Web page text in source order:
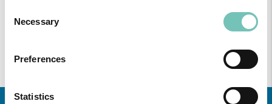
Selection
Necessary
Preferences
Statistics